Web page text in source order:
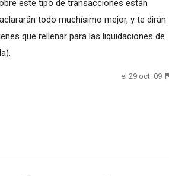
este tipo de transacciones están
todo muchísimo mejor, y te dirán
que rellenar para las liquidaciones de
el 29 oct. 09